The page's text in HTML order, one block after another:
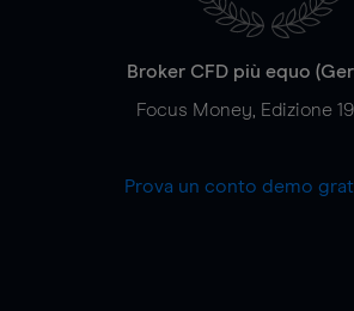
Broker CFD più equo
Focus Money, Edizione
Prova un conto demo